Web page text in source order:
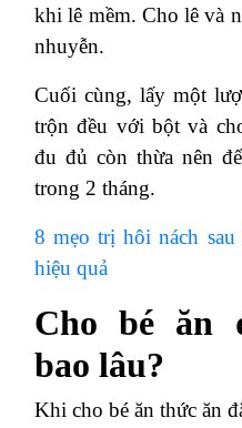
khi lê mềm. Cho lê và
nhuyễn.
Cuối cùng, lấy một
trộn đều với bột và
đu đủ còn thừa nên
trong 2 tháng.
8 mẹo trị hôi nách sau
hiệu quả
Cho bé ăn
bao lâu?
Khi cho bé ăn thức ăn